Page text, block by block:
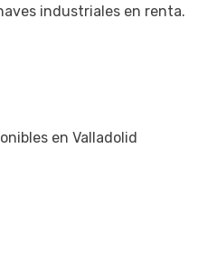
industriales en renta.
en Valladolid